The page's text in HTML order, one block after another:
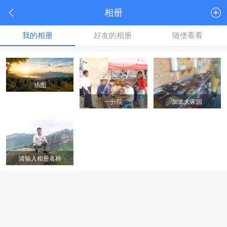
相册
我的相册 好友的相册 随便看看
插图
一分院 加拿大家园
请输入相册名称